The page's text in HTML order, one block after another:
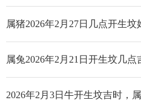
属猪2026年2月27日几点开生
2026年2月3日牛开生坟吉时，